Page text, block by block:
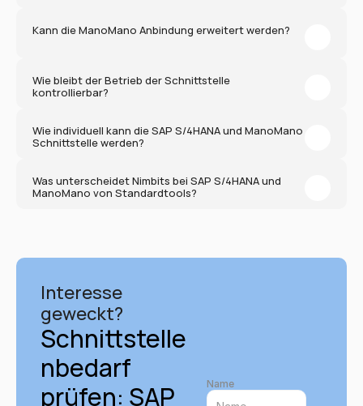
Kann die ManoMano Anbindung erweitert werden?
Wie bleibt der Betrieb der Schnittstelle
kontrollierbar?
Wie individuell kann die SAP S/4HANA und ManoMano
Schnittstelle werden?
Was unterscheidet Nimbits bei SAP S/4HANA und
ManoMano von Standardtools?
Interesse
geweckt?
Schnittstelle
nbedarf
prüfen: SAP
Name